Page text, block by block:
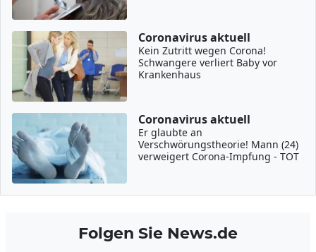
Coronavirus aktuell
Kein Zutritt wegen Corona!
Schwangere verliert Baby vor
Krankenhaus
Coronavirus aktuell
Er glaubte an
Verschwörungstheorie! Mann (24)
verweigert Corona-Impfung - TOT
Folgen Sie News.de